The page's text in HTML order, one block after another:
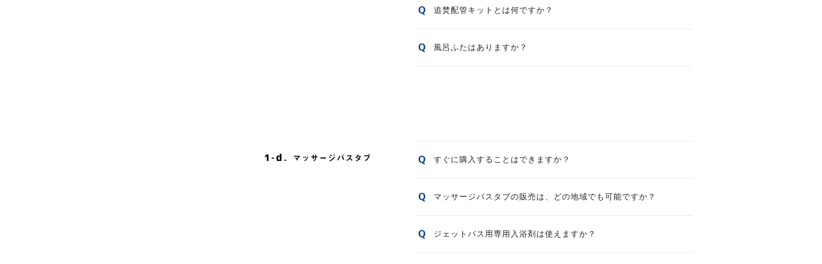
追焚配管キットとは何ですか？
風呂ふたはありますか？
すぐに購入することはできますか？
マッサージバスタブの販売は、どの地域でも可能ですか？
ジェットバス用専用入浴剤は使えますか？